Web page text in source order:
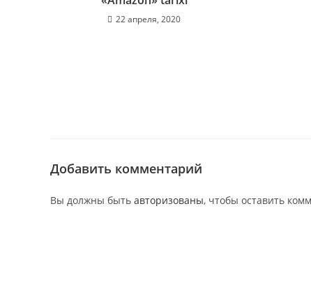
22 апреля, 2020
Добавить комментарий
Вы должны быть авторизованы, чтобы оставить